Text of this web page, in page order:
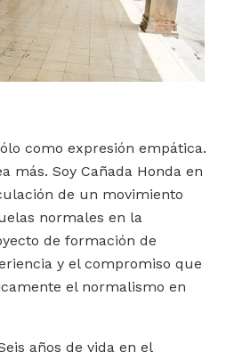
como expresión empática.
más. Soy Cañada Honda en
de un movimiento
normales en la
de formación de
y el compromiso que
el normalismo en
años de vida en el